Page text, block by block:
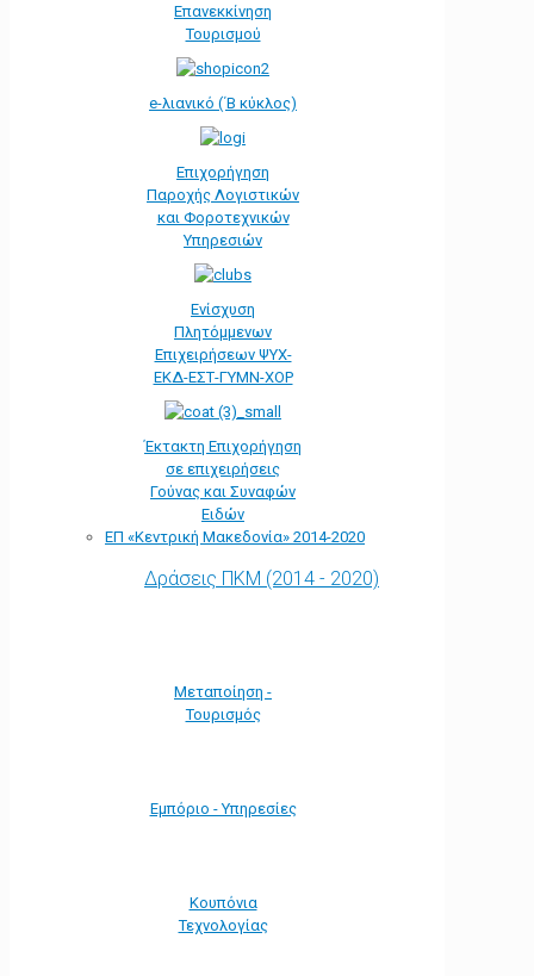
Επανεκκίνηση
Τουρισμού
e-λιανικό (΄Β κύκλος)
Επιχορήγηση
Παροχής Λογιστικών
και Φοροτεχνικών
Υπηρεσιών
Ενίσχυση
Πλητόμμενων
Επιχειρήσεων ΨΥΧ-
ΕΚΔ-ΕΣΤ-ΓΥΜΝ-ΧΟΡ
Έκτακτη Επιχορήγηση
σε επιχειρήσεις
Γούνας και Συναφών
Ειδών
ΕΠ «Kεντρική Μακεδονία» 2014-2020
Δράσεις ΠΚΜ (2014 - 2020)
Μεταποίηση -
Τουρισμός
Εμπόριο - Υπηρεσίες
Κουπόνια
Τεχνολογίας